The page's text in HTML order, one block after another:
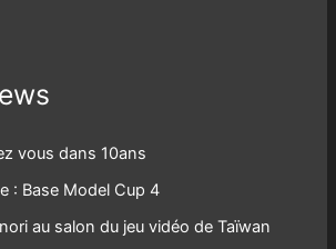
vous dans 10ans
: Base Model Cup 4
au salon du jeu vidéo de Taïwan